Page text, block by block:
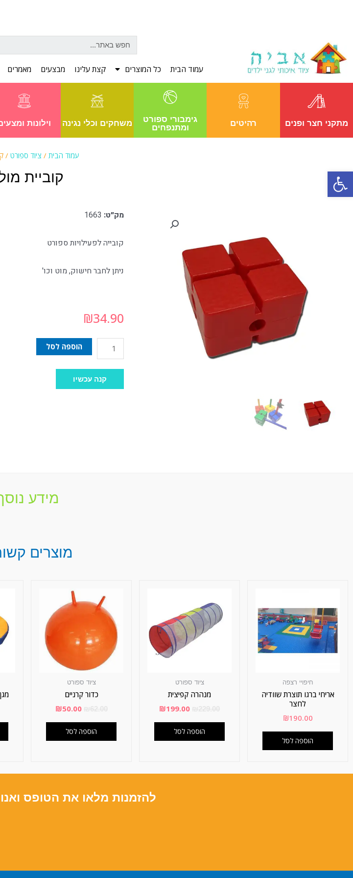
פתח סרגל נגישות
עמוד הבית כל המוצרים קצת עלינו מבצעים מאמרים
מתקני חצר ופנים רהיטים
גימבורי ספורט
ומתנפחים
משחקים וכלי נגינה וילונות
עמוד הבית / ציוד ספורט /
קוביית
מק״ט: 1663
קובייה לפעילויות ספורט
ניתן לחבר חישוק, מוט וכו'
₪34.90
הוספה לסל
קנה עכשיו
מידע
מוצרים
חיפויי רצפה
אריחי ברגו תוצרת שוודיה
לחצר
₪190.00
הוספה לסל
ציוד ספורט
כדור קרניים
₪50.00
הוספה לסל
ציוד ספורט
מנהרה קפיצית
₪199.00
הוספה לסל
להזמנות מלאו את הטופס